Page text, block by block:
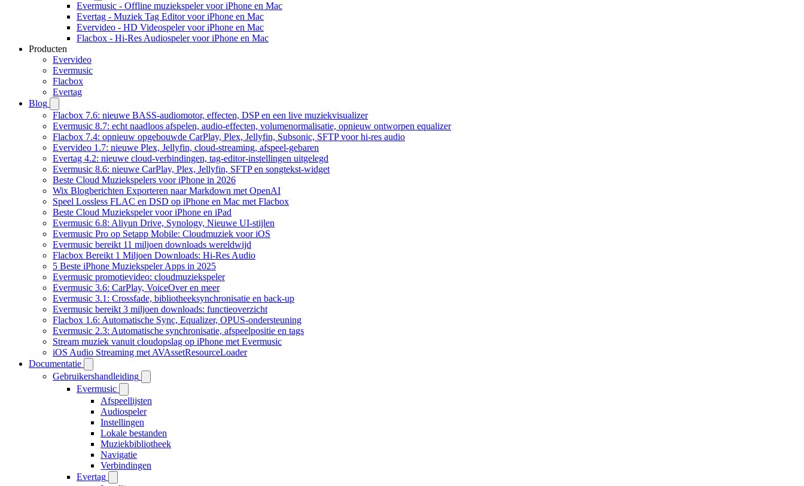
Evermusic - Offline muziekspeler voor iPhone en Mac
Evertag - Muziek Tag Editor voor iPhone en Mac
Evervideo - HD Videospeler voor iPhone en Mac
Flacbox - Hi-Res Audiospeler voor iPhone en Mac
Producten
Evervideo
Evermusic
Flacbox
Evertag
Blog
Flacbox 7.6: nieuwe BASS-audiomotor, effecten, DSP en een live muziekvisualizer
Evermusic 8.7: echt naadloos afspelen, audio-effecten, volumenormalisatie, opnieuw ontworpen equalizer
Flacbox 7.4: opnieuw opgebouwde CarPlay, Plex, Jellyfin, Subsonic, SFTP voor hi-res audio
Evervideo 1.7: nieuwe Plex, Jellyfin, cloud-streaming, afspeel-gebaren
Evertag 4.2: nieuwe cloud-verbindingen, tag-editor-instellingen uitgelegd
Evermusic 8.6: nieuwe CarPlay, Plex, Jellyfin, SFTP en songtekst-widget
Beste Cloud Muziekspelers voor iPhone in 2026
Wix Blogberichten Exporteren naar Markdown met OpenAI
Speel Lossless FLAC en DSD op iPhone en Mac met Flacbox
Beste Cloud Muziekspeler voor iPhone en iPad
Evermusic 6.8: Aliyun Drive, Synology, Nieuwe UI-stijlen
Evermusic Pro op Setapp Mobile: Cloudmuziek voor iOS
Evermusic bereikt 11 miljoen downloads wereldwijd
Flacbox Bereikt 1 Miljoen Downloads: Hi-Res Audio
5 Beste iPhone Muziekspeler Apps in 2025
Evermusic promotievideo: cloudmuziekspeler
Evermusic 3.6: CarPlay, VoiceOver en meer
Evermusic 3.1: Crossfade, bibliotheeksynchronisatie en back-up
Evermusic bereikt 3 miljoen downloads: functieoverzicht
Flacbox 1.6: Automatische Sync, Equalizer, OPUS-ondersteuning
Evermusic 2.3: Automatische synchronisatie, afspeelpositie en tags
Stream muziek vanuit cloudopslag op iPhone met Evermusic
iOS Audio Streaming met AVAssetResourceLoader
Documentatie
Gebruikershandleiding
Evermusic
Afspeellijsten
Audiospeler
Instellingen
Lokale bestanden
Muziekbibliotheek
Navigatie
Verbindingen
Evertag